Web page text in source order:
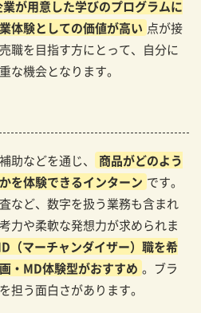
気で伸ばせる職場
のインターンで、 「特別
体験しませんか？
のインターンで得られる3つの
業が用意した学びのプログラムに
体験としての価値が高い 点が接
職を目指す方にとって、自分に
な機会となります。
助などを通じ、
商品がどのよう
を体験できるインターン です。
など、数字を扱う業務も含まれ
力や柔軟な発想力が求められま
（マーチャンダイザー）職を希
・MD体験型がおすすめ 。ブラ
担う面白さがあります。